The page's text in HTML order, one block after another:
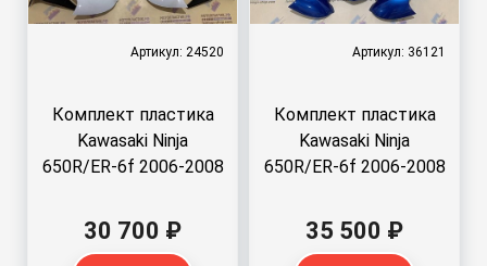
Артикул: 24520
Комплект пластика
Kawasaki Ninja
650R/ER-6f 2006-2008
30 700 ₽
Артикул: 36121
Комплект пластика
Kawasaki Ninja
650R/ER-6f 2006-2008
35 500 ₽